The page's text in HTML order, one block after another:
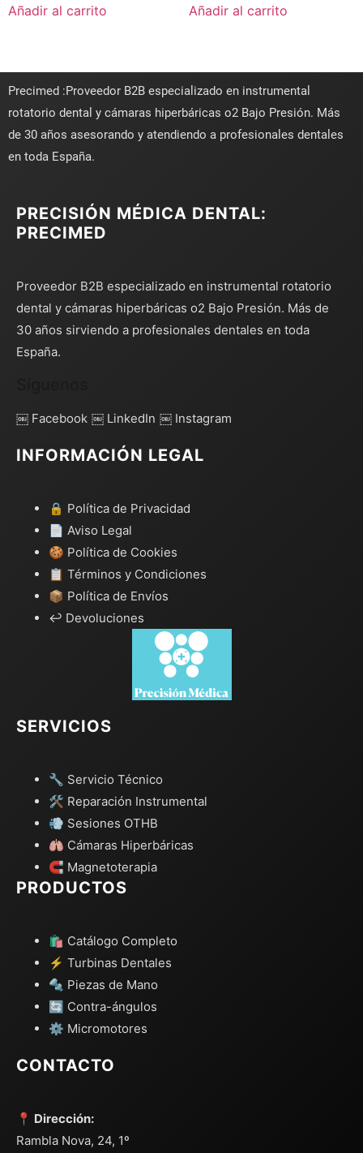
Añadir al carrito Añadir al carrito
Precimed :Proveedor B2B especializado en instrumental
rotatorio dental y cámaras hiperbáricas o2 Bajo Presión. Más
de 30 años asesorando y atendiendo a profesionales dentales
en toda España.
PRECISIÓN MÉDICA DENTAL:
PRECIMED
Proveedor B2B especializado en instrumental rotatorio
dental y cámaras hiperbáricas o2 Bajo Presión. Más de
30 años sirviendo a profesionales dentales en toda
España.
￼ Facebook ￼ LinkedIn ￼ Instagram
INFORMACIÓN LEGAL
🔒 Política de Privacidad
📄 Aviso Legal
🍪 Política de Cookies
📋 Términos y Condiciones
📦 Política de Envíos
↩️ Devoluciones
SERVICIOS
🔧 Servicio Técnico
🛠️ Reparación Instrumental
💨 Sesiones OTHB
🫁 Cámaras Hiperbáricas
🧲 Magnetoterapia
PRODUCTOS
🛍️ Catálogo Completo
⚡ Turbinas Dentales
🔩 Piezas de Mano
🔄 Contra-ángulos
⚙️ Micromotores
CONTACTO
📍 Dirección:
Rambla Nova, 24, 1º